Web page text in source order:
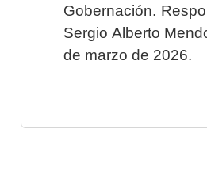
Gobernación.
Sergio Alberto
de marzo de 2026.